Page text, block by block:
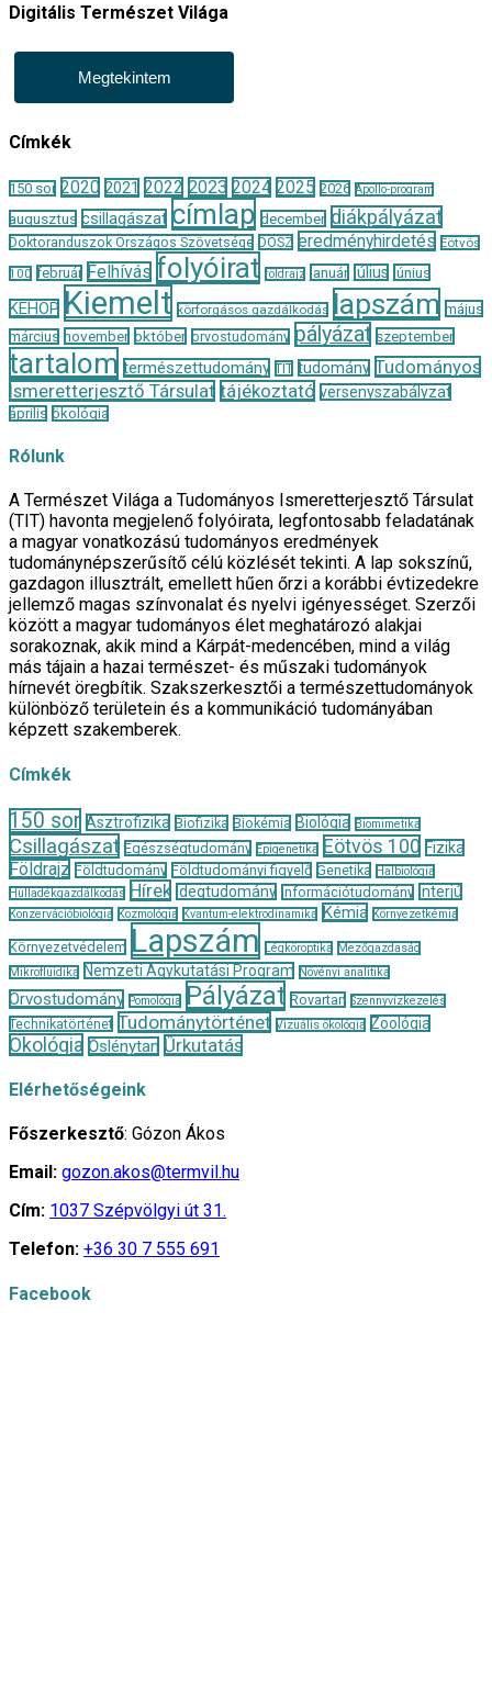
Digitális Természet Világa
Megtekintem
Címkék
150 sor 2020 2021 2022 2023 2024 2025 2026 Apollo-program
augusztus csillagászat címlap december diákpályázat
Doktoranduszok Országos Szövetsége DOSZ eredményhirdetés Eötvös
100 február Felhívás folyóirat földrajz január július június
KEHOP Kiemelt körforgásos gazdálkodás lapszám május
március november október orvostudomány pályázat szeptember
tartalom természettudomány TIT tudomány Tudományos
Ismeretterjesztő Társulat tájékoztató versenyszabályzat
április ökológia
Rólunk
A Természet Világa a Tudományos Ismeretterjesztő Társulat
(TIT) havonta megjelenő folyóirata, legfontosabb feladatának
a magyar vonatkozású tudományos eredmények
tudománynépszerűsítő célú közlését tekinti. A lap sokszínű,
gazdagon illusztrált, emellett hűen őrzi a korábbi évtizedekre
jellemző magas színvonalat és nyelvi igényességet. Szerzői
között a magyar tudományos élet meghatározó alakjai
sorakoznak, akik mind a Kárpát-medencében, mind a világ
más tájain a hazai természet- és műszaki tudományok
hírnevét öregbítik. Szakszerkesztői a természettudományok
különböző területein és a kommunikáció tudományában
képzett szakemberek.
Címkék
150 sor Asztrofizika Biofizika Biokémia Biológia Biomimetika
Csillagászat Egészségtudomány Epigenetika Eötvös 100 Fizika
Földrajz Földtudomány Földtudományi figyelő Genetika
Halbiológia
Hulladékgazdálkodás
Hírek Idegtudomány Információtudomány Interjú
Konzervációbiológia Kozmológia Kvantum-elektrodinamika Kémia Környezetkémia
Környezetvédelem Lapszám Légköroptika
Mezőgazdaság
Mikrofluidika
Nemzeti Agykutatási Program Növényi analitika
Orvostudomány Pomológia Pályázat Rovartan Szennyvízkezelés
Technikatörténet Tudománytörténet Vizuális ökológia Zoológia
Ökológia Őslénytan Űrkutatás
Elérhetőségeink
Főszerkesztő: Gózon Ákos
Email: gozon.akos@termvil.hu
Cím: 1037 Szépvölgyi út 31.
Telefon: +36 30 7 555 691
Facebook